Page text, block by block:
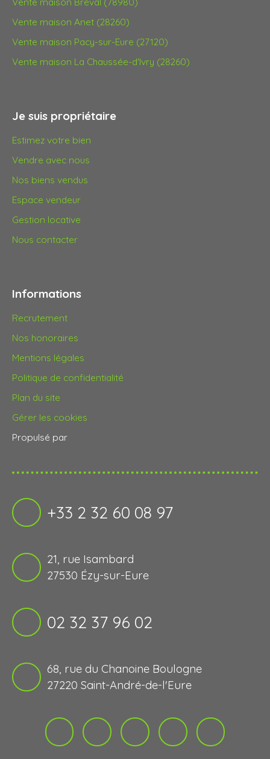
Vente maison Anet (28260)
Vente maison Pacy-sur-Eure (27120)
Vente maison La Chaussée-d'Ivry (28260)
Je suis propriétaire
Estimez votre bien
Vendre avec nous
Nos biens vendus
Espace vendeur
Gestion locative
Nous contacter
Informations
Recrutement
Nos honoraires
Mentions légales
Politique de confidentialité
Plan du site
Gérer les cookies
Propulsé par
+33 2 32 60 08 97
21, rue Isambard
27530 Ézy-sur-Eure
02 32 37 96 02
68, rue du Chanoine Boulogne
27220 Saint-André-de-l'Eure